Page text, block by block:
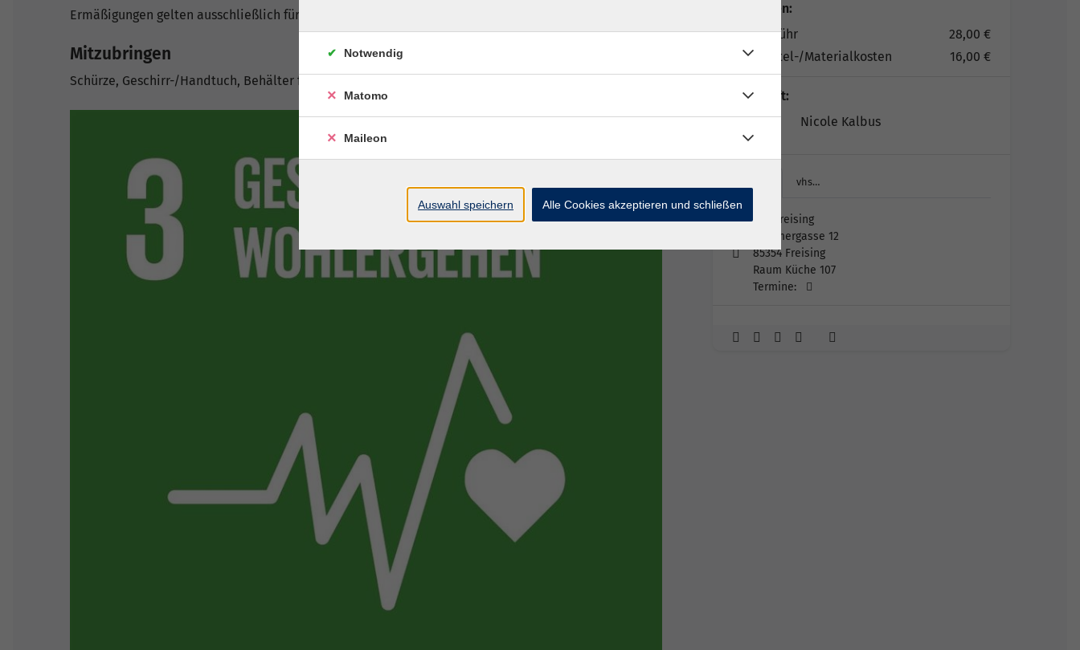
Ermäßigungen gelten ausschließlich für die Veranstaltungsgebühr
Mitzubringen
Schürze, Geschirr-/Handtuch, Behälter für Reste, Schraubglas, Freude am Kochen.
Gebühren:
Kursgebühr
28,00 €
Lernmittel-/Materialkosten
16,00 €
Lehrkraft:
Nicole Kalbus
vhs…
vhs Freising
Kammergasse 12
85354 Freising
Raum Küche 107
Termine:
Notwendig
Matomo
Maileon
Auswahl speichern Alle Cookies akzeptieren und schließen